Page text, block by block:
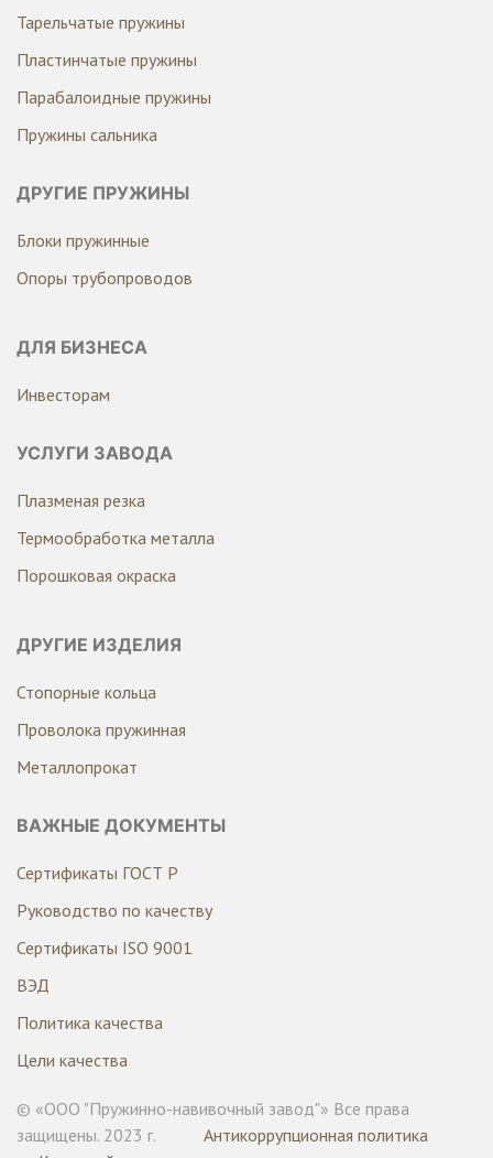
Тарельчатые пружины
Пластинчатые пружины
Парабалоидные пружины
Пружины сальника
ДРУГИЕ ПРУЖИНЫ
Блоки пружинные
Опоры трубопроводов
ДЛЯ БИЗНЕСА
Инвесторам
УСЛУГИ ЗАВОДА
Плазменая резка
Термообработка металла
Порошковая окраска
ДРУГИЕ ИЗДЕЛИЯ
Стопорные кольца
Проволока пружинная
Металлопрокат
ВАЖНЫЕ ДОКУМЕНТЫ
Сертификаты ГОСТ Р
Руководство по качеству
Сертификаты ISO 9001
ВЭД
Политика качества
Цели качества
© «ООО "Пружинно-навивочный завод"» Все права
защищены. 2023 г.
Антикоррупционная политика